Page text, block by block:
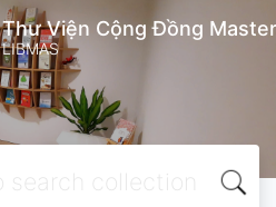
Thư Viện Cộng Đồng
LIBMAS